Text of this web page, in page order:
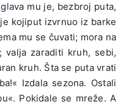
mu je, bezbroj puta,
kojiput izvrnuo iz barke
mu se čuvati; mora na
valja zaraditi kruh, sebi,
kruh. Šta se puta vrati
Izdala sezona. Ostali
Pokidale se mreže. A